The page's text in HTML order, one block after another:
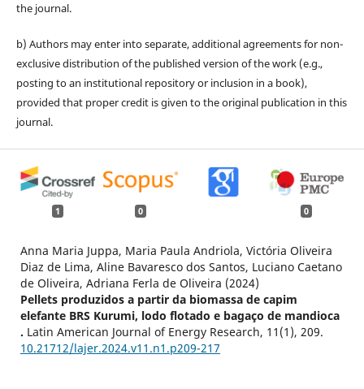
the journal.
b) Authors may enter into separate, additional agreements for non-
exclusive distribution of the published version of the work (e.g.,
posting to an institutional repository or inclusion in a book),
provided that proper credit is given to the original publication in this
journal.
1 0 0
Anna Maria Juppa, Maria Paula Andriola, Victória Oliveira
Diaz de Lima, Aline Bavaresco dos Santos, Luciano Caetano
de Oliveira, Adriana Ferla de Oliveira (2024)
Pellets produzidos a partir da biomassa de capim
elefante BRS Kurumi, lodo flotado e bagaço de mandioca
. Latin American Journal of Energy Research, 11 (1), 209.
10.21712/lajer.2024.v11.n1.p209-217